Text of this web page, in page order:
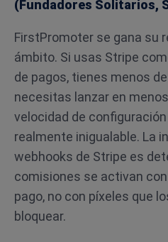
(Fundadores Solitarios,
FirstPromoter se gana su
ámbito. Si usas Stripe
de pagos, tienes menos
necesitas lanzar en
velocidad de
realmente inigualable. La
webhooks de Stripe es
comisiones se activan
pago, no con píxeles que
bloquear.